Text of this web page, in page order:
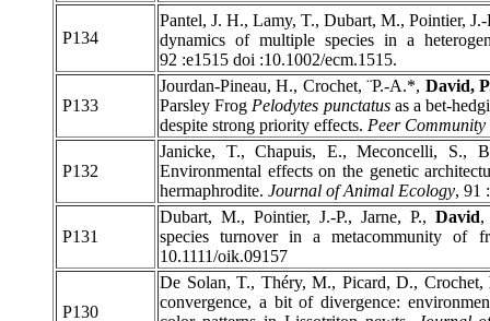
P134
Pantel, J. H., Lamy, T., Dubart, M., Pointier, J.-
dynamics of multiple species in a
92 :e1515 doi :10.1002/ecm.1515.
P133
Jourdan-Pineau, H., Crochet, ¨P.-A.*, David,
Parsley Frog Pelodytes punctatusas a bet-
despite strong priority effects. Peer
P132
Janicke, T., Chapuis, E., Meconcelli, S.,
Environmental effects on the genetic
hermaphrodite. Journal of Animal Ecology, 91
P131
Dubart, M., Pointier, J.-P., Jarne, P., David
species turnover in a metacommunity of
10.1111/oik.09157
P130
De Solan, T., Théry, M., Picard, D., Crochet,
convergence, a bit of divergence: